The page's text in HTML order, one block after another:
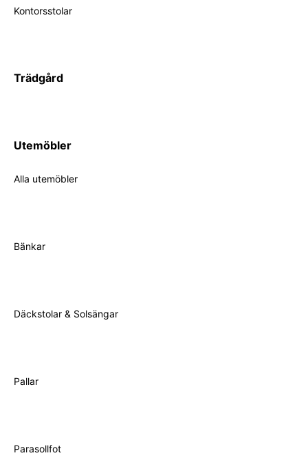
Kontorsstolar
Trädgård
Utemöbler
Alla utemöbler
Bänkar
Däckstolar & Solsängar
Pallar
Parasollfot